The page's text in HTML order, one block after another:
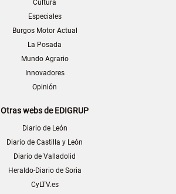
Cultura
Especiales
Burgos Motor Actual
La Posada
Mundo Agrario
Innovadores
Opinión
Otras webs de EDIGRUP
Diario de León
Diario de Castilla y León
Diario de Valladolid
Heraldo-Diario de Soria
CyLTV.es